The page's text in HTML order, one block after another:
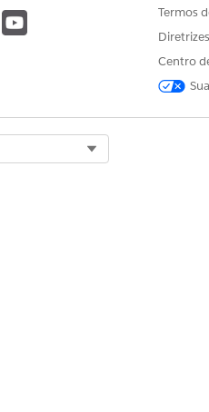
Sempre passe o tipo de
Garanta que todos os
Limitações de links
de registro, os links
Links profundos para iniciar
Termos
Centro